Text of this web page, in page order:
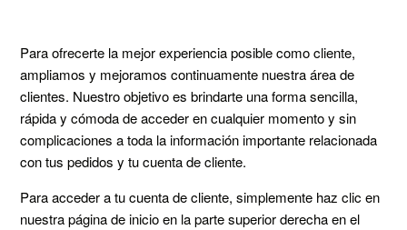
Para ofrecerte la mejor experiencia posible como cliente,
ampliamos y mejoramos continuamente nuestra área de
clientes. Nuestro objetivo es brindarte una forma sencilla,
rápida y cómoda de acceder en cualquier momento y sin
complicaciones a toda la información importante relacionada
con tus pedidos y tu cuenta de cliente.
Para acceder a tu cuenta de cliente, simplemente haz clic en
nuestra página de inicio en la parte superior derecha en el